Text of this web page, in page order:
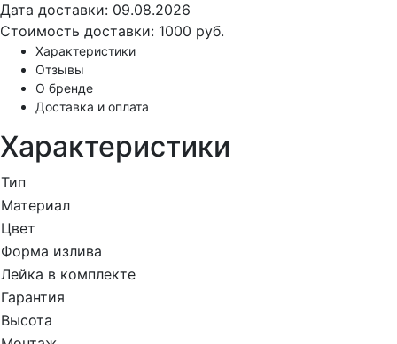
Дата доставки: 09.08.2026
Стоимость доставки: 1000 руб.
Характеристики
Отзывы
О бренде
Доставка и оплата
Характеристики
Тип
Материал
Цвет
Форма излива
Лейка в комплекте
Гарантия
Высота